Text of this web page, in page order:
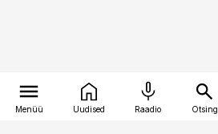
Menüü Uudised Raadio Otsing